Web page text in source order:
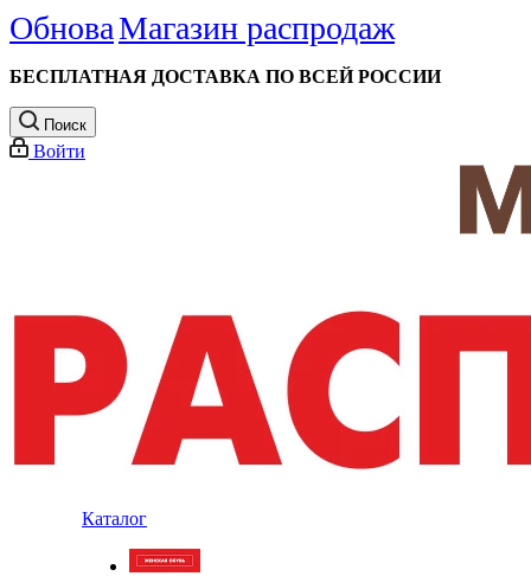
ОбноваМагазин распродаж
БЕСПЛАТНАЯ ДОСТАВКА ПО ВСЕЙ РОССИИ
Поиск
Войти
Каталог